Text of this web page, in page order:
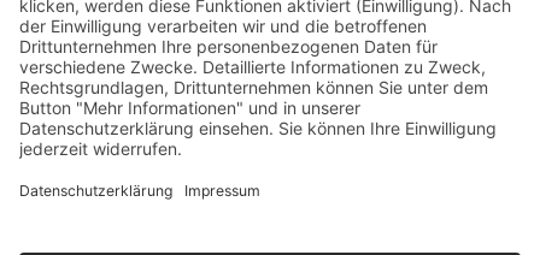
Copyright © Prechter + Renner GmbH, 2024